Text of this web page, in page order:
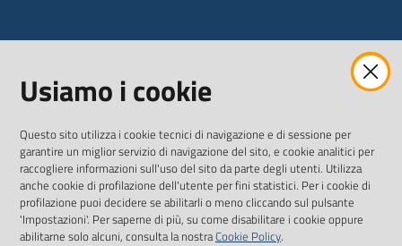
SEGUICI SU
TwitterFacebookYoutube
Usiamo i cookie
Questo sito utilizza i cookie tecnici di navigazione e di sessione per
garantire un miglior servizio di navigazione del sito, e cookie analitici per
raccogliere informazioni sull'uso del sito da parte degli utenti. Utilizza
anche cookie di profilazione dell'utente per fini statistici. Per i cookie di
profilazione puoi decidere se abilitarli o meno cliccando sul pulsante
'Impostazioni'. Per saperne di più, su come disabilitare i cookie oppure
abilitarne solo alcuni, consulta la nostraCookie Policy.